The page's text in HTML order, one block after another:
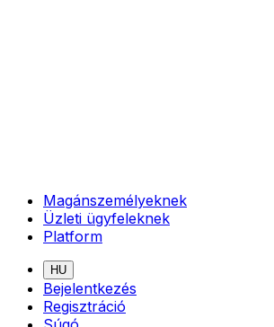
Magánszemélyeknek
Üzleti ügyfeleknek
Platform
HU
Bejelentkezés
Regisztráció